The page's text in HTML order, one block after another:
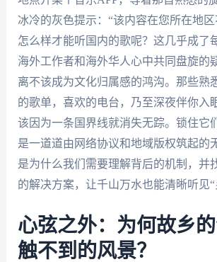
冰冷的灰色提示：“该内容在您所在地
怎么样才能听国内的歌呢？这几乎成了
海外工作者和海外华人心中共同盘旋的
离不该成为文化归属感的鸿沟。那些熟
的歌单，喜欢的电台，乃至深夜伴你入
该因为一条国界线就消失无踪。锁住它
是一道道由网络协议和地域版权筑起的
是为什么我们需要理解背后的机制，并
的解决方案，让千山万水也能清晰听见“
心弦之外：为何故乡
触不到的风景？